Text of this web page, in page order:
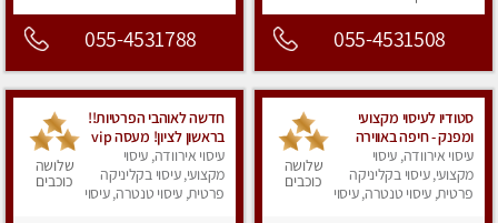
055-4531508
055-4531788
סטודיו לעיסוי מקצועי
ומפנק - חיפה באווירה
נעימה ושקטה
עיסוי אירוודה, עיסוי
מקצועי, עיסוי בקליניקה
פרטית, עיסוי טנטרה, עיסוי
שלושה
כוכבים
חדשה לאוהבי הפרטיות!!
בראשון לציון! מעסה vip
מפנקת בקליניקה פרטית
לחלוטין!!! לבד! לרציניים
בלבד! מומלץ!
עיסוי אירוודה, עיסוי
מקצועי, עיסוי בקליניקה
פרטית, עיסוי טנטרה, עיסוי
שלושה
כוכבים